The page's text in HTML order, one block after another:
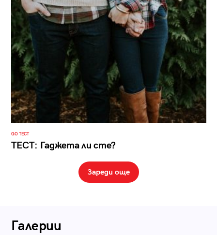
GO ТЕСТ
ТЕСТ: Гаджета ли сте?
Зареди още
Галерии